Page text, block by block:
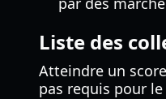
Liste des
Atteindre un
pas requis pour